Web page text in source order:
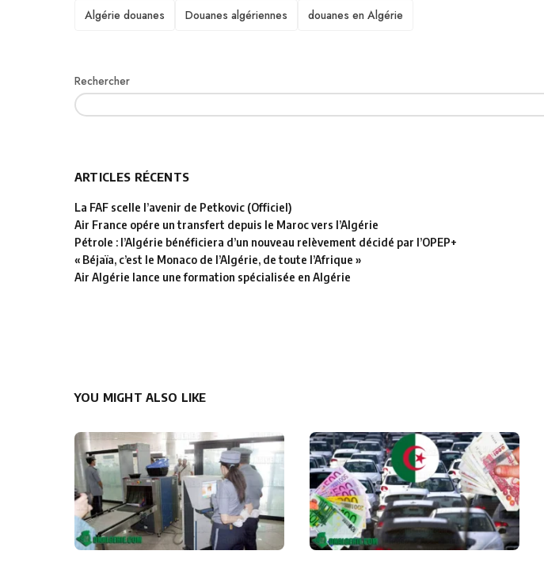
TAGS
Algérie douanes Douanes algériennes douanes en Algérie
Rechercher
ARTICLES RÉCENTS
La FAF scelle l’avenir de Petkovic (Officiel)
Air France opére un transfert depuis le Maroc vers l’Algérie
Pétrole : l’Algérie bénéficiera d’un nouveau relèvement décidé par l’OPEP+
« Béjaïa, c’est le Monaco de l’Algérie, de toute l’Afrique »
Air Algérie lance une formation spécialisée en Algérie
YOU MIGHT ALSO LIKE